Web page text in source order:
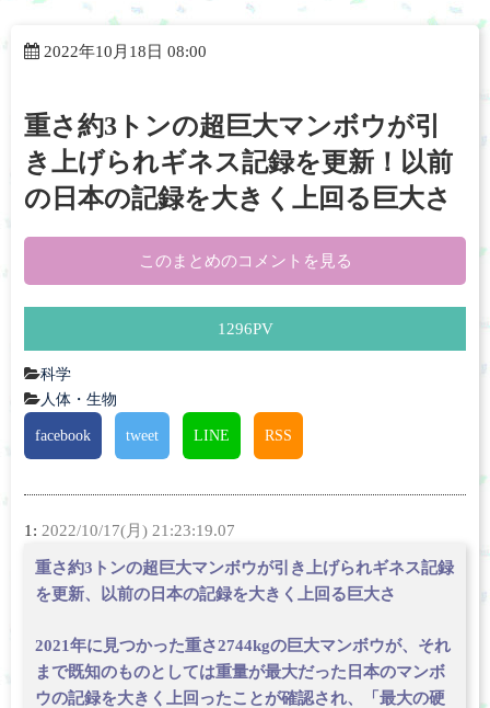
2022年10月18日 08:00
重さ約3トンの超巨大マンボウが引
き上げられギネス記録を更新！以前
の日本の記録を大きく上回る巨大さ
このまとめのコメントを見る
1296PV
科学
人体・生物
facebook tweet LINE RSS
1: 2022/10/17(月) 21:23:19.07
重さ約3トンの超巨大マンボウが引き上げられギネス記録
を更新、以前の日本の記録を大きく上回る巨大さ
2021年に見つかった重さ2744kgの巨大マンボウが、それ
まで既知のものとしては重量が最大だった日本のマンボ
ウの記録を大きく上回ったことが確認され、「最大の硬